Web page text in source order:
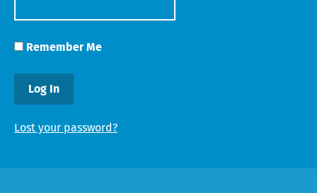
Remember Me
Lost your password?